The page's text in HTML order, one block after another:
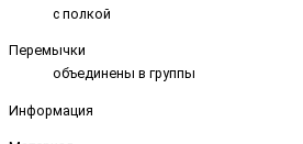
с полкой
Перемычки
объединены в группы
Информация